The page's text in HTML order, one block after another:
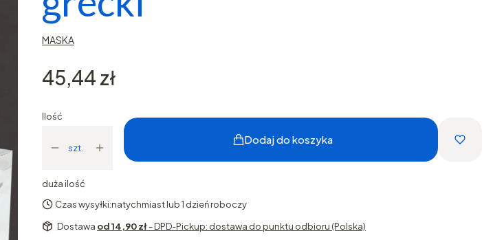
MASKA
Cena
45,44 zł
Ilość
szt.
Dodaj do koszyka
duża ilość
Czas wysyłki:natychmiast lub 1 dzień roboczy
Dostawa od 14,90 zł- DPD-Pickup: dostawa do punktu odbioru (Polska)